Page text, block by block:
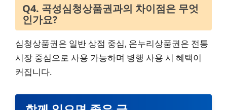
Q4. 곡성심청상품권과의 차이점은 무엇
인가요?
심청상품권은 일반 상점 중심, 온누리상품권은 전통
시장 중심으로 사용 가능하며 병행 사용 시 혜택이
커집니다.